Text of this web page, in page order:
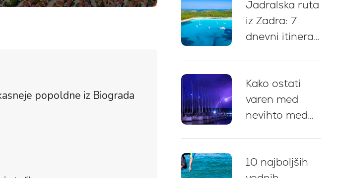
popoldne iz Biograda
Jadralska ruta
iz Zadra: 7
dnevni itinerar,
postanki za
kopanje in
nasveti za
Kako ostati
varen med
nevihto med
ključnih
10 najboljših